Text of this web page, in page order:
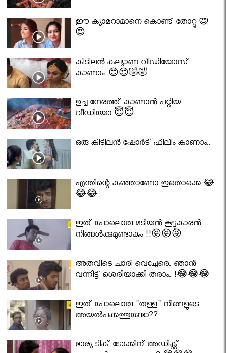
ഈ ക്യാമറാമാനെ കൊണ്ട് തോറ്റു 😍
😍
കിടിലൻ കല്യാണ വീഡിയോസ്
കാണാം..😍😍🤣🤣
ഉച്ച നേരത്ത് കാണാൻ പറ്റിയ
വീഡിയോ 😇😇
ഒരു കിടിലൻ ഷോർട് ഫിലിം കാണാം..
എന്തിന്റെ കുഞ്ഞാണോ ഇതൊക്കെ 😂
😂😂
ഇത് പോലൊരു മടിയൻ കൂട്ടുകാരൻ
നിങ്ങൾക്കുമുണ്ടാകും !!😝😝😝
അതവിടെ ചാരി വെച്ചേരെ. ഞാൻ
വന്നിട്ട് ശെരിയാക്കി തരാം. !😂😂😂
ഇത് പോലൊരു "തള്ള" നിങ്ങളുടെ
അയല്‍പക്കത്തുണ്ടോ??
ഭാര്യ ടിക് ടോക്കിന് അഡിക്റ്റ്